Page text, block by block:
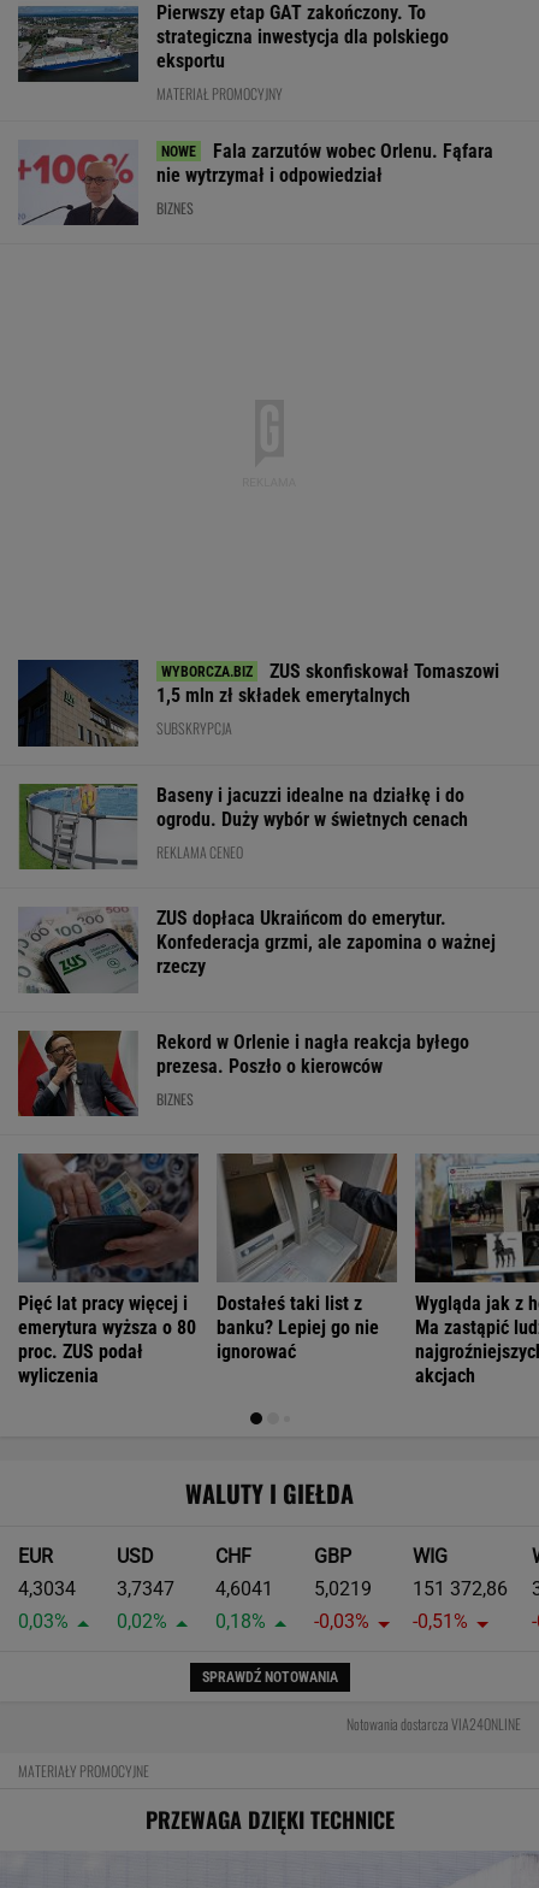
Pierwszy etap GAT zakończony. To
strategiczna inwestycja dla polskiego
eksportu
MATERIAŁ PROMOCYJNY
Fala zarzutów wobec Orlenu. Fąfara
nie wytrzymał i odpowiedział
BIZNES
ZUS skonfiskował Tomaszowi
1,5 mln zł składek emerytalnych
SUBSKRYPCJA
Baseny i jacuzzi idealne na działkę i do
ogrodu. Duży wybór w świetnych cenach
REKLAMA CENEO
ZUS dopłaca Ukraińcom do emerytur.
Konfederacja grzmi, ale zapomina o ważnej
rzeczy
Rekord w Orlenie i nagła reakcja byłego
prezesa. Poszło o kierowców
BIZNES
Pięć lat pracy więcej i
emerytura wyższa o 80
proc. ZUS podał
wyliczenia
Dostałeś taki list z
banku? Lepiej go nie
ignorować
Wygląda jak z
Ma zastąpić
akcjach
WALUTY I GIEŁDA
EUR
4,3034
0,03%
USD
3,7347
0,02%
CHF
4,6041
0,18%
GBP
5,0219
-0,03%
WIG
151 372,86
-0,51%
SPRAWDŹ NOTOWANIA
Notowania dostarcza VIA24ONLINE
MATERIAŁY PROMOCYJNE
PRZEWAGA DZIĘKI TECHNICE